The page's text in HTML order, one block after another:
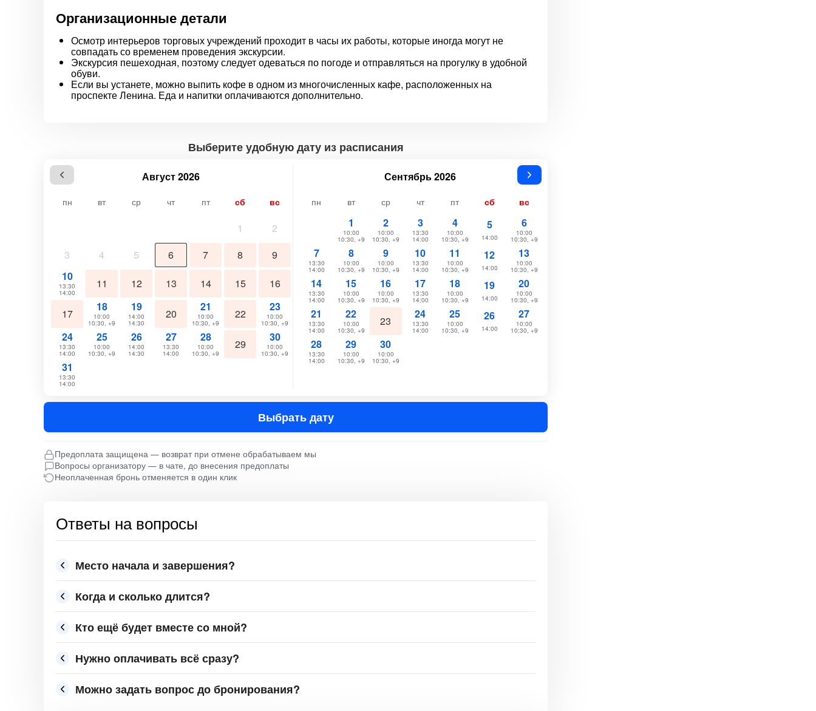
Организационные детали
Осмотр интерьеров торговых учреждений проходит в часы их работы, которые иногда могут не
совпадать со временем проведения экскурсии.
Экскурсия пешеходная, поэтому следует одеваться по погоде и отправляться на прогулку в удобной
обуви.
Если вы устанете, можно выпить кофе в одном из многочисленных кафе, расположенных на
проспекте Ленина. Еда и напитки оплачиваются дополнительно.
Выберите удобную дату из расписания
Август 2026
пн вт ср чт пт сб вс
1
2
3
4 5 6 7 8
9
10
13:30
14:00
11 12 13 14 15 16
17
18
10:00
10:30, +9
19
14:00
14:30
20
21
10:00
10:30, +9
22
23
10:00
10:30, +9
24
13:30
14:00
25
10:00
10:30, +9
26
14:00
14:30
27
13:30
14:00
28
10:00
10:30, +9
29
30
10:00
10:30, +9
31
13:30
14:00
Сентябрь 2026
пн вт ср чт пт сб вс
1
10:00
10:30, +9
2
10:00
10:30, +9
3
13:30
14:00
4
10:00
10:30, +9
5
14:00
6
10:00
10:30, +9
7
13:30
14:00
8
10:00
10:30, +9
9
10:00
10:30, +9
10
13:30
14:00
11
10:00
10:30, +9
12
14:00
13
10:00
10:30, +9
14
13:30
14:00
15
10:00
10:30, +9
16
10:00
10:30, +9
17
13:30
14:00
18
10:00
10:30, +9
19
14:00
20
10:00
10:30, +9
21
13:30
14:00
22
10:00
10:30, +9
23
24
13:30
14:00
25
10:00
10:30, +9
26
14:00
27
10:00
10:30, +9
28
13:30
14:00
29
10:00
10:30, +9
30
10:00
10:30, +9
Выбрать дату
Предоплата защищена — возврат при отмене обрабатываем мы
Вопросы организатору — в чате, до внесения предоплаты
Неоплаченная бронь отменяется в один клик
Ответы на вопросы
Место начала и завершения?
Когда и сколько длится?
Кто ещё будет вместе со мной?
Нужно оплачивать всё сразу?
Можно задать вопрос до бронирования?